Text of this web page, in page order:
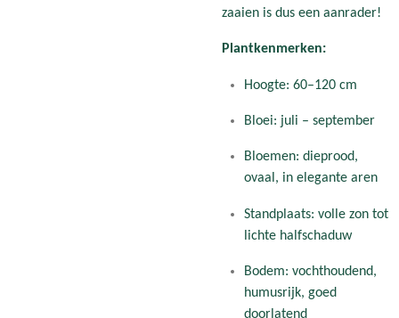
zaaien is dus een aanrader!
Plantkenmerken:
Hoogte: 60–120 cm
Bloei: juli – september
Bloemen: dieprood,
ovaal, in elegante aren
Standplaats: volle zon tot
lichte halfschaduw
Bodem: vochthoudend,
humusrijk, goed
doorlatend